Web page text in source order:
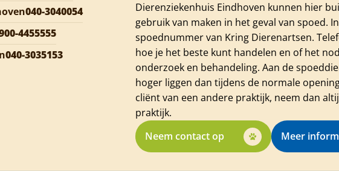
040-3040054
4455555
040-3035153
Dierenziekenhuis Eindhoven kunnen hier
gebruik van maken in het geval van spoed.
spoednummer van Kring Dierenartsen.
hoe je het beste kunt handelen en of het
onderzoek en behandeling. Aan de
hoger liggen dan tijdens de normale
cliënt van een andere praktijk, neem dan
praktijk.
Neem contact op
Meer